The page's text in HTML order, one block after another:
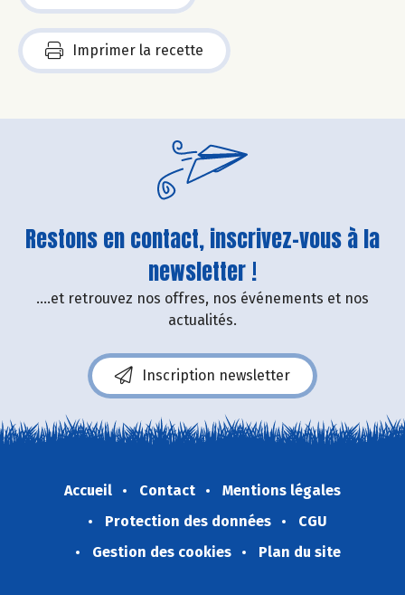
Imprimer la recette
Restons en contact, inscrivez-vous à la
newsletter !
....et retrouvez nos offres, nos événements et nos
actualités.
Inscription newsletter
Accueil Contact
Mentions légales
Protection des données
CGU
Gestion des cookies
Plan du site